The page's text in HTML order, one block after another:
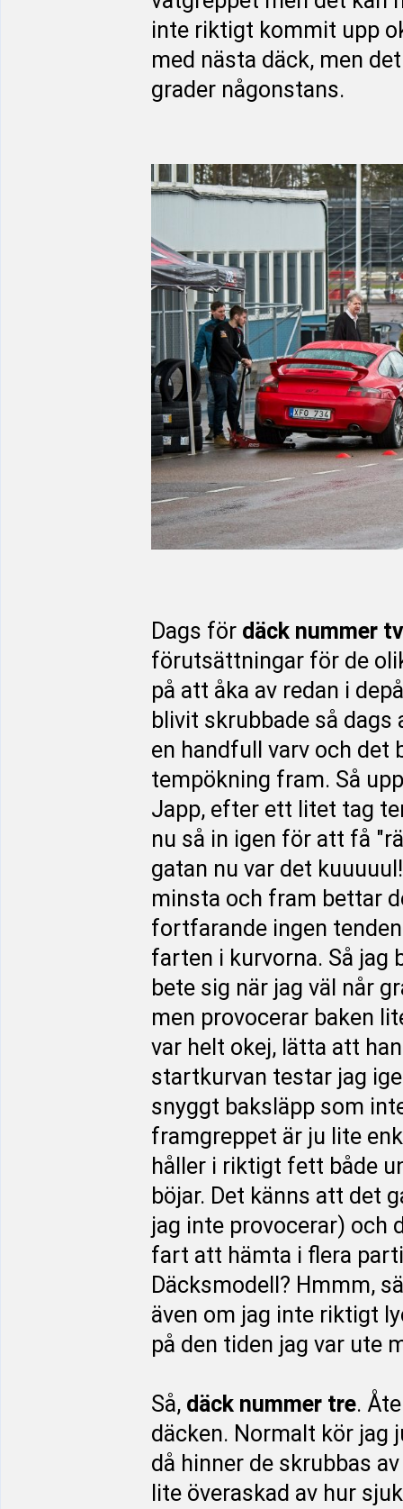
inte riktigt kommit upp
med nästa däck, men
grader någonstans.
Dags för däck nummer
förutsättningar för de
på att åka av redan i
blivit skrubbade så
en handfull varv och det
tempökning fram. Så
Japp, efter ett litet tag
nu så in igen för att få
gatan nu var det
minsta och fram bettar
fortfarande ingen
farten i kurvorna. Så jag
bete sig när jag väl når
men provocerar baken
var helt okej, lätta att
startkurvan testar jag
snyggt baksläpp som
framgreppet är ju lite
håller i riktigt fett både
böjar. Det känns att det
jag inte provocerar) och
fart att hämta i flera
Däcksmodell? Hmmm,
även om jag inte riktigt
på den tiden jag var ute
Så, däck nummer tre.
däcken. Normalt kör jag
då hinner de skrubbas
lite överaskad av hur